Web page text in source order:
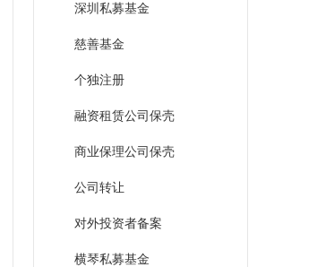
深圳私募基金
慈善基金
个独注册
融资租赁公司保壳
商业保理公司保壳
公司转让
对外投资者备案
横琴私募基金